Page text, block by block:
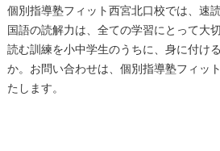
個別指導塾フィット西宮北口校では、速
国語の読解力は、全ての学習にとって大
読む訓練を小中学生のうちに、身に付け
か。お問い合わせは、個別指導塾フィッ
たします。